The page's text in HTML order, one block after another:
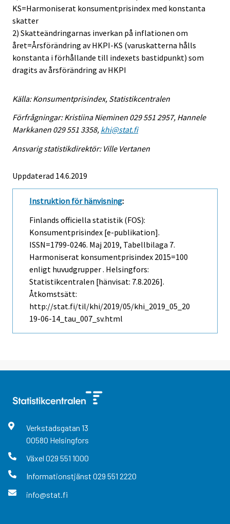
KS=Harmoniserat konsumentprisindex med konstanta
skatter
2) Skatteändringarnas inverkan på inflationen om
året=Årsförändring av HKPI-KS (varuskatterna hålls
konstanta i förhållande till indexets bastidpunkt) som
dragits av årsförändring av HKPI
Källa: Konsumentprisindex, Statistikcentralen
Förfrågningar: Kristiina Nieminen 029 551 2957, Hannele
Markkanen 029 551 3358, khi@stat.fi
Ansvarig statistikdirektör: Ville Vertanen
Uppdaterad 14.6.2019
Instruktion för hänvisning:
Finlands officiella statistik (FOS):
Konsumentprisindex [e-publikation].
ISSN=1799-0246. Maj 2019, Tabellbilaga 7.
Harmoniserat konsumentprisindex 2015=100
enligt huvudgrupper . Helsingfors:
Statistikcentralen [hänvisat: 7.8.2026].
Åtkomstsätt:
http://stat.fi/til/khi/2019/05/khi_2019_05_20
19-06-14_tau_007_sv.html
Verkstadsgatan 13
00580 Helsingfors
Växel 029 551 1000
Informationstjänst 029 551 2220
info@stat.fi